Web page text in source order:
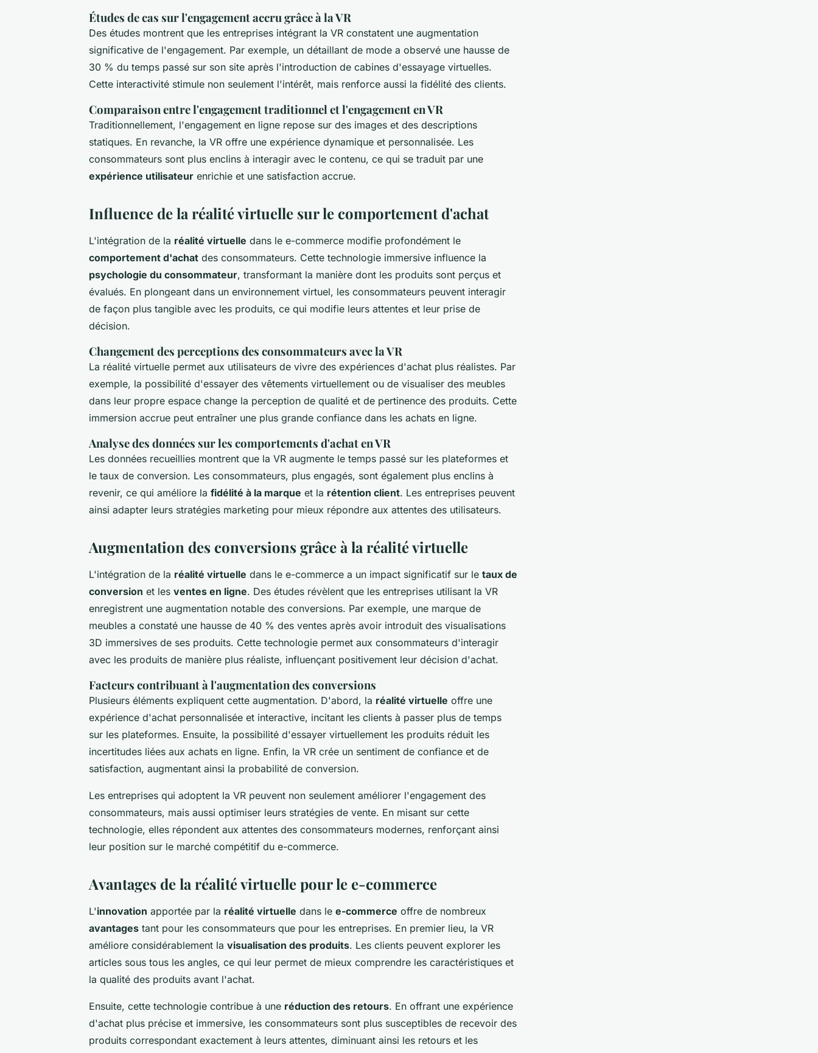
Études de cas sur l'engagement accru grâce à la VR
Des études montrent que les entreprises intégrant la VR constatent une augmentation
significative de l'engagement. Par exemple, un détaillant de mode a observé une hausse de
30 % du temps passé sur son site après l'introduction de cabines d'essayage virtuelles.
Cette interactivité stimule non seulement l'intérêt, mais renforce aussi la fidélité des clients.
Comparaison entre l'engagement traditionnel et l'engagement en VR
Traditionnellement, l'engagement en ligne repose sur des images et des descriptions
statiques. En revanche, la VR offre une expérience dynamique et personnalisée. Les
consommateurs sont plus enclins à interagir avec le contenu, ce qui se traduit par une
expérience utilisateur enrichie et une satisfaction accrue.
Influence de la réalité virtuelle sur le comportement d'achat
L'intégration de la réalité virtuelle dans le e-commerce modifie profondément le
comportement d'achat des consommateurs. Cette technologie immersive influence la
psychologie du consommateur, transformant la manière dont les produits sont perçus et
évalués. En plongeant dans un environnement virtuel, les consommateurs peuvent interagir
de façon plus tangible avec les produits, ce qui modifie leurs attentes et leur prise de
décision.
Changement des perceptions des consommateurs avec la VR
La réalité virtuelle permet aux utilisateurs de vivre des expériences d'achat plus réalistes. Par
exemple, la possibilité d'essayer des vêtements virtuellement ou de visualiser des meubles
dans leur propre espace change la perception de qualité et de pertinence des produits. Cette
immersion accrue peut entraîner une plus grande confiance dans les achats en ligne.
Analyse des données sur les comportements d'achat en VR
Les données recueillies montrent que la VR augmente le temps passé sur les plateformes et
le taux de conversion. Les consommateurs, plus engagés, sont également plus enclins à
revenir, ce qui améliore la fidélité à la marque et la rétention client. Les entreprises peuvent
ainsi adapter leurs stratégies marketing pour mieux répondre aux attentes des utilisateurs.
Augmentation des conversions grâce à la réalité virtuelle
L'intégration de la réalité virtuelle dans le e-commerce a un impact significatif sur le taux de
conversion et les ventes en ligne. Des études révèlent que les entreprises utilisant la VR
enregistrent une augmentation notable des conversions. Par exemple, une marque de
meubles a constaté une hausse de 40 % des ventes après avoir introduit des visualisations
3D immersives de ses produits. Cette technologie permet aux consommateurs d'interagir
avec les produits de manière plus réaliste, influençant positivement leur décision d'achat.
Facteurs contribuant à l'augmentation des conversions
Plusieurs éléments expliquent cette augmentation. D'abord, la réalité virtuelle offre une
expérience d'achat personnalisée et interactive, incitant les clients à passer plus de temps
sur les plateformes. Ensuite, la possibilité d'essayer virtuellement les produits réduit les
incertitudes liées aux achats en ligne. Enfin, la VR crée un sentiment de confiance et de
satisfaction, augmentant ainsi la probabilité de conversion.
Les entreprises qui adoptent la VR peuvent non seulement améliorer l'engagement des
consommateurs, mais aussi optimiser leurs stratégies de vente. En misant sur cette
technologie, elles répondent aux attentes des consommateurs modernes, renforçant ainsi
leur position sur le marché compétitif du e-commerce.
Avantages de la réalité virtuelle pour le e-commerce
L'innovation apportée par la réalité virtuelle dans le e-commerce offre de nombreux
avantages tant pour les consommateurs que pour les entreprises. En premier lieu, la VR
améliore considérablement la visualisation des produits. Les clients peuvent explorer les
articles sous tous les angles, ce qui leur permet de mieux comprendre les caractéristiques et
la qualité des produits avant l'achat.
Ensuite, cette technologie contribue à une réduction des retours. En offrant une expérience
d'achat plus précise et immersive, les consommateurs sont plus susceptibles de recevoir des
produits correspondant exactement à leurs attentes, diminuant ainsi les retours et les